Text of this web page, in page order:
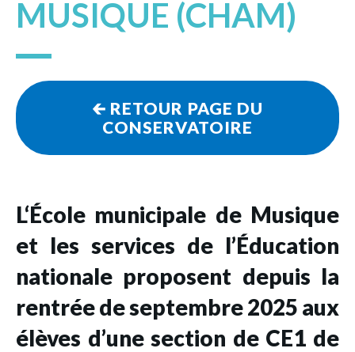
MUSIQUE (CHAM)
🡰 RETOUR PAGE DU
CONSERVATOIRE
L‘École municipale de Musique
et les services de l’Éducation
nationale proposent depuis la
rentrée de septembre 2025 aux
élèves d’une section de CE1 de